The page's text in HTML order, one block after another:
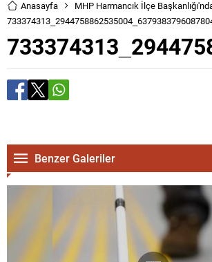
Anasayfa
MHP Harmancık İlçe
Benzer Galeriler